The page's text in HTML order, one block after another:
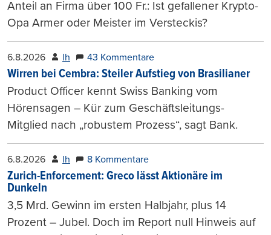
Anteil an Firma über 100 Fr.: Ist gefallener Krypto-
Opa Armer oder Meister im Versteckis?
6.8.2026 lh 43 Kommentare
Wirren bei Cembra: Steiler Aufstieg von Brasilianer
Product Officer kennt Swiss Banking vom
Hörensagen – Kür zum Geschäftsleitungs-
Mitglied nach „robustem Prozess“, sagt Bank.
6.8.2026 lh 8 Kommentare
Zurich-Enforcement: Greco lässt Aktionäre im
Dunkeln
3,5 Mrd. Gewinn im ersten Halbjahr, plus 14
Prozent – Jubel. Doch im Report null Hinweis auf